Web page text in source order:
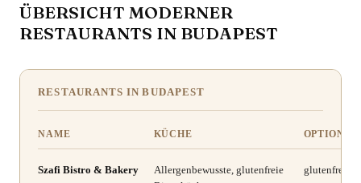
ÜBERSICHT MODERNER
RESTAURANTS IN BUDAPEST
RESTAURANTS IN BUDAPEST
NAME KÜCHE OPTIONEN
Szafi Bistro & Bakery
Allergenbewusste, glutenfreie
glutenfrei,